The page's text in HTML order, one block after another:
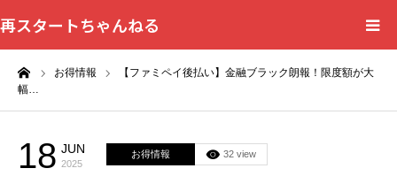
再スタートちゃんねる
お得情報
【ファミペイ後払い】金融ブラック朗報！限度額が大
幅…
18 JUN
2025
お得情報 32 view
HOME